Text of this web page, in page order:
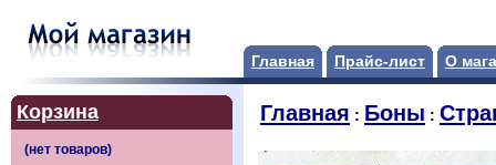
Главная Прайс-лист О
Корзина Главная : Боны :